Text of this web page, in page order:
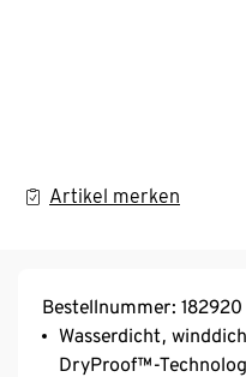
Artikel merken
Bestellnummer: 182920
Wasserdicht,
DryProof™-